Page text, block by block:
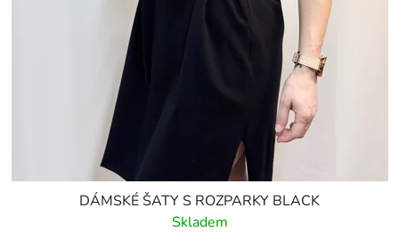
DÁMSKÉ ŠATY S ROZPARKY BLACK
Skladem